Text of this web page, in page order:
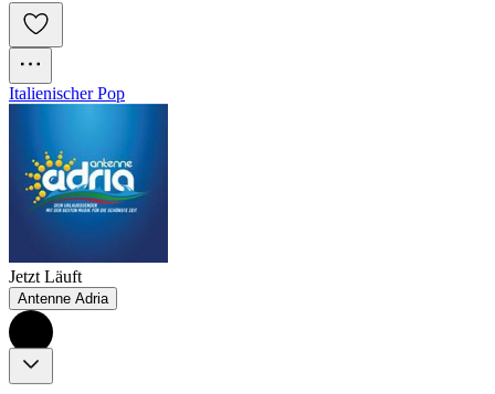
Italienischer Pop
Jetzt Läuft
Antenne Adria